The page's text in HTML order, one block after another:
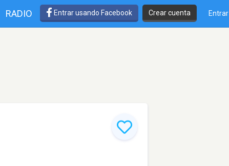
RADIO Entrar usando Facebook Crear cuenta Entrar